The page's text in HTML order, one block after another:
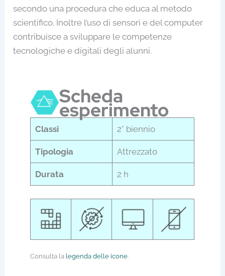
secondo una procedura che educa al metodo
scientifico. Inoltre l’uso di sensori e del computer
contribuisce a sviluppare le competenze
tecnologiche e digitali degli alunni.
Scheda
esperimento
Classi 2° biennio
Tipologia Attrezzato
Durata 2 h
Consulta la legenda delle icone.